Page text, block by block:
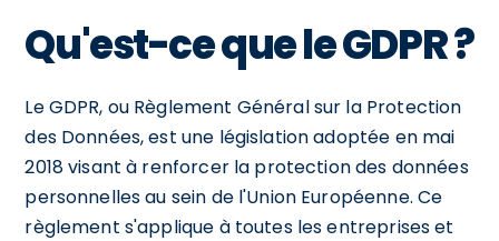
Qu'est-ce que le GDPR ?
Le GDPR, ou Règlement Général sur la Protection
des Données, est une législation adoptée en mai
2018 visant à renforcer la protection des données
personnelles au sein de l'Union Européenne. Ce
règlement s'applique à toutes les entreprises et